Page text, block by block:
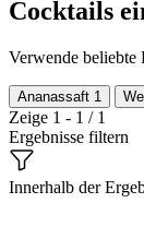
Cocktails
Verwende
Ananassaft 1
Zeige 1 - 1 / 1
Ergebnisse filtern
Innerhalb der